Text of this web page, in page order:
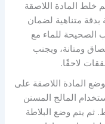
خلط المادة اللاصقة
بدقة متناهية لضمان
الصحيحة للماء مع
ومتانة، ويجنب
لاحقًا.
المادة اللاصقة على
المالج المسنن
ثم يتم وضع البلاطة